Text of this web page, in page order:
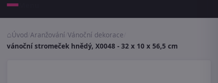
Úvod Aranžování Vánoční dekorace
vánoční stromeček hnědý, X0048 - 32 x 10 x 56,5 cm